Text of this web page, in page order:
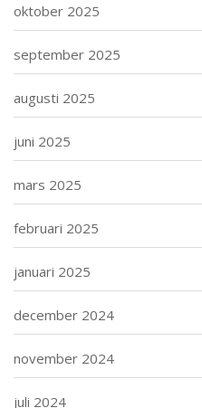
oktober 2025
september 2025
augusti 2025
juni 2025
mars 2025
februari 2025
januari 2025
december 2024
november 2024
juli 2024